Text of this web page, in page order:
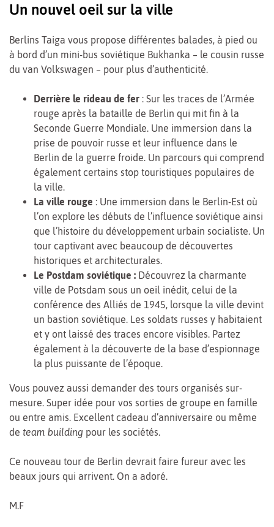
Un nouvel oeil sur la ville
Berlins Taiga vous propose différentes balades, à pied ou
à bord d’un mini-bus soviétique Bukhanka – le cousin russe
du van Volkswagen – pour plus d’authenticité.
Derrière le rideau de fer : Sur les traces de l’Armée
rouge après la bataille de Berlin qui mit fin à la
Seconde Guerre Mondiale. Une immersion dans la
prise de pouvoir russe et leur influence dans le
Berlin de la guerre froide. Un parcours qui comprend
également certains stop touristiques populaires de
la ville.
La ville rouge : Une immersion dans le Berlin-Est où
l’on explore les débuts de l’influence soviétique ainsi
que l’histoire du développement urbain socialiste. Un
tour captivant avec beaucoup de découvertes
historiques et architecturales.
Le Postdam soviétique : Découvrez la charmante
ville de Potsdam sous un oeil inédit, celui de la
conférence des Alliés de 1945, lorsque la ville devint
un bastion soviétique. Les soldats russes y habitaient
et y ont laissé des traces encore visibles. Partez
également à la découverte de la base d’espionnage
la plus puissante de l’époque.
Vous pouvez aussi demander des tours organisés sur-
mesure. Super idée pour vos sorties de groupe en famille
ou entre amis. Excellent cadeau d’anniversaire ou même
de team building pour les sociétés.
Ce nouveau tour de Berlin devrait faire fureur avec les
beaux jours qui arrivent. On a adoré.
M.F